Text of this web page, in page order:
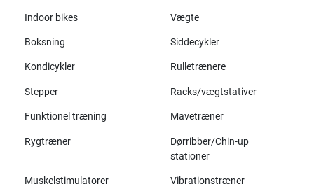
Indoor bikes Vægte
Boksning Siddecykler
Kondicykler Rulletrænere
Stepper Racks/vægtstativer
Funktionel træning Mavetræner
Rygtræner
Dørribber/Chin-up
stationer
Muskelstimulatorer Vibrationstræner